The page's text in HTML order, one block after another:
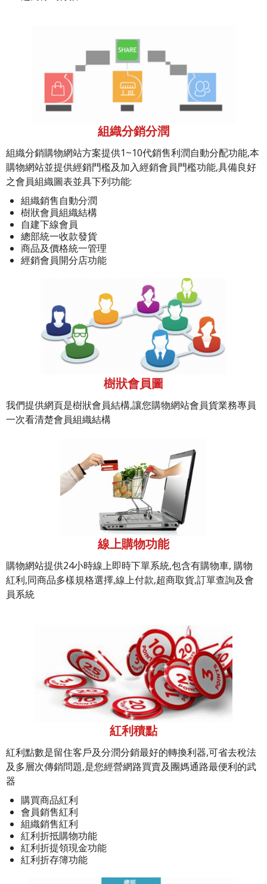
組織分銷分潤
組織分銷購物網站方案提供1~10代銷售利潤自動分配功能,本
購物網站並提供經銷門檻及加入經銷會員門檻功能,具備良好
之會員組織圖表並具下列功能:
組織銷售自動分潤
樹狀會員組織結構
自建下線會員
總部統一收款發貨
商品及價格統一管理
經銷會員開分店功能
樹狀會員圖
我們提供網頁是樹狀會員結構,讓您購物網站會員貨業務專員
一次看清楚會員組織結構
線上購物功能
購物網站提供24小時線上即時下單系統,包含有購物車, 購物
紅利,同商品多樣規格選擇,線上付款,超商取貨,訂單查詢及會
員系統
紅利積點
紅利點數是留住客戶及分潤分銷最好的轉換利器,可省去稅法
及多層次傳銷問題,是您經營網路買賣及團媽通路最便利的武
器
購買商品紅利
會員銷售紅利
組織銷售紅利
紅利折抵購物功能
紅利折提領現金功能
紅利折存簿功能